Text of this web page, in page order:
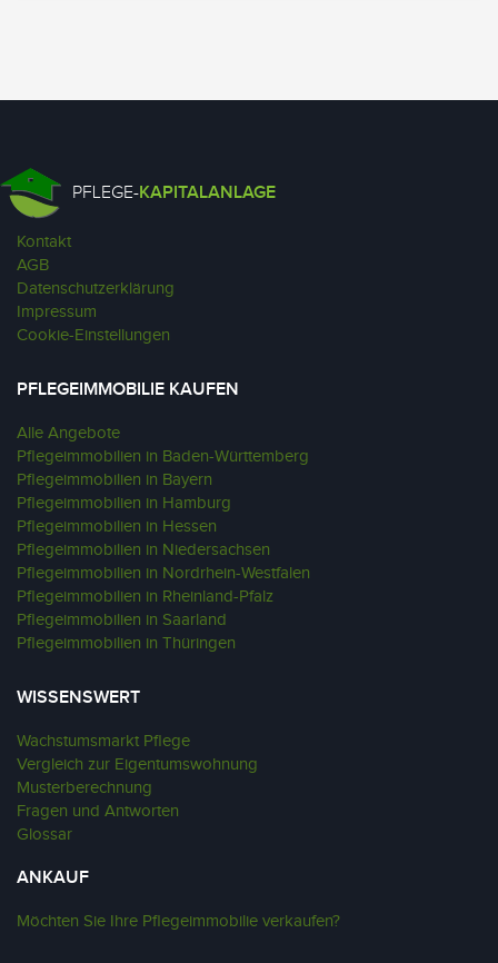
PFLEGE-KAPITALANLAGE
Kontakt
AGB
Datenschutzerklärung
Impressum
Cookie-Einstellungen
PFLEGEIMMOBILIE KAUFEN
Alle Angebote
Pflegeimmobilien in Baden-Württemberg
Pflegeimmobilien in Bayern
Pflegeimmobilien in Hamburg
Pflegeimmobilien in Hessen
Pflegeimmobilien in Niedersachsen
Pflegeimmobilien in Nordrhein-Westfalen
Pflegeimmobilien in Rheinland-Pfalz
Pflegeimmobilien in Saarland
Pflegeimmobilien in Thüringen
WISSENSWERT
Wachstumsmarkt Pflege
Vergleich zur Eigentumswohnung
Musterberechnung
Fragen und Antworten
Glossar
ANKAUF
Möchten Sie Ihre Pflegeimmobilie verkaufen?